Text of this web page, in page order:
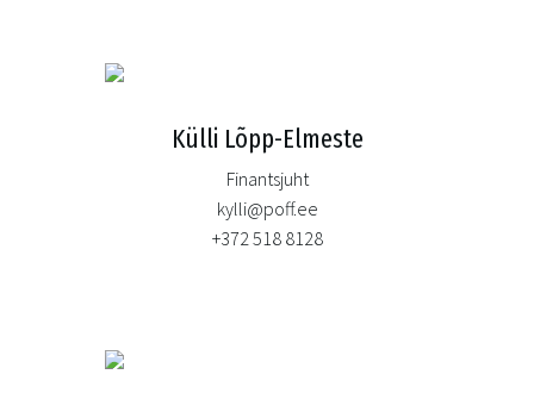
Külli Lõpp-Elmeste
Finantsjuht
kylli@poff.ee
+372 518 8128